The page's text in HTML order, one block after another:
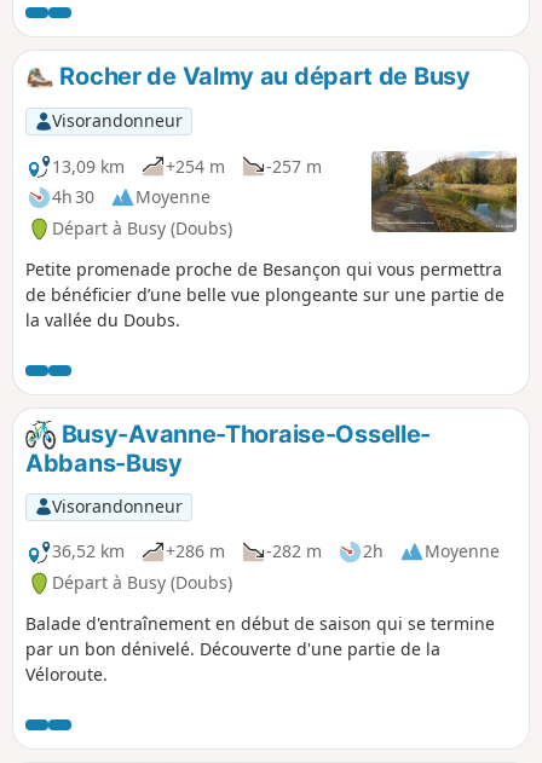
Chapelle de Notre-Dame du Mont,
dominant la vallée, le château de
Thoraise à l'aplomb de la rivière, le
château féodal de Montferrand et son
donjon médiéval surplombant les
méandres et à l'horizon : Besançon. Puis
retour plus tranquille par le chemin de
halage, le long des rives du Doubs à
l'ombre protectrice des ruines.
Rocher de Valmy au départ de Busy
Visorandonneur
13,09 km
+254 m
-257 m
4h 30
Moyenne
Départ à Busy (Doubs)
Petite promenade proche de Besançon qui vous permettra
de bénéficier d’une belle vue plongeante sur une partie de
la vallée du Doubs.
Busy-Avanne-Thoraise-Osselle-
Abbans-Busy
Visorandonneur
36,52 km
+286 m -282 m 2h
Moyenne
Départ à Busy (Doubs)
Balade d'entraînement en début de saison qui se termine
par un bon dénivelé. Découverte d'une partie de la
Véloroute.